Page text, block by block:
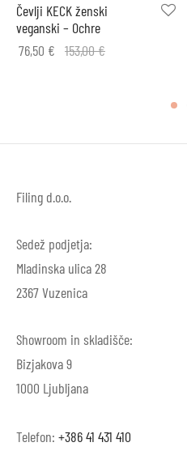
Čevlji KECK ženski
veganski – Ochre
76,50 € 153,00€
Filing d.o.o.
Sedež podjetja:
Mladinska ulica 28
2367 Vuzenica
Showroom in skladišče:
Bizjakova 9
1000 Ljubljana
Telefon: +386 41 431 410